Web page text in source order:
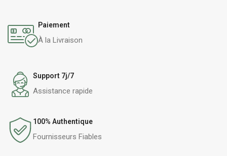
Paiement
À la Livraison
Support 7j/7
Assistance rapide
100% Authentique
Fournisseurs Fiables